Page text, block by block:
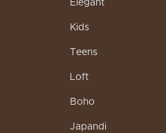
Elegant
Kids
Teens
Loft
Boho
Japandi